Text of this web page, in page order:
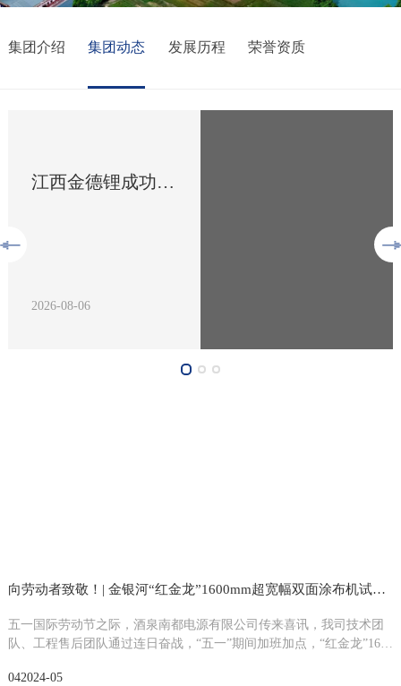
集团介绍 集团动态 发展历程 荣誉资质
江西金德锂成功竞得赣州于都锡多金属矿探矿权，战略资源布局再上新台阶
2026-08-06
金银河高管向韶山毛泽东同志铜像敬献花篮
2026-08-06
金德锂、安德力参加落实省会引领战略推进南昌实体经济高质量发展大会
2026-07-08
向劳动者致敬！| 金银河“红金龙”1600mm超宽幅双面涂布机试机成功
五一国际劳动节之际，酒泉南都电源有限公司传来喜讯，我司技术团
队、工程售后团队通过连日奋战，“五一”期间加班加点，“红金龙”1600
042024-05